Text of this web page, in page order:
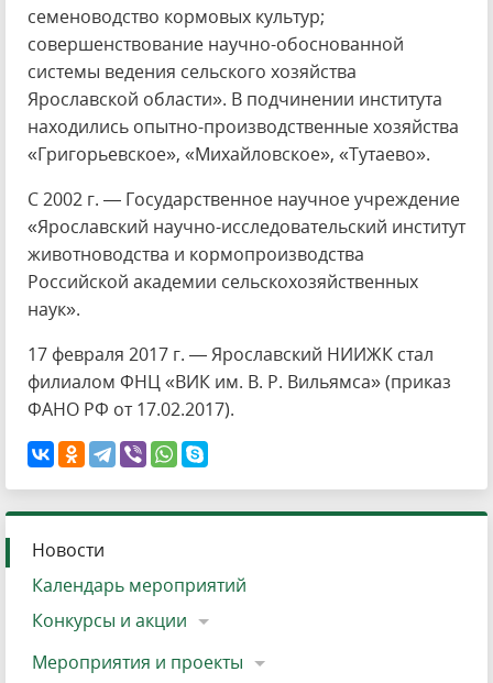
семеноводство кормовых культур;
совершенствование научно-обоснованной
системы ведения сельского хозяйства
Ярославской области». В подчинении института
находились опытно-производственные хозяйства
«Григорьевское», «Михайловское», «Тутаево».
С 2002 г. ― Государственное научное учреждение
«Ярославский научно-исследовательский институт
животноводства и кормопроизводства
Российской академии сельскохозяйственных
наук».
17 февраля 2017 г. ― Ярославский НИИЖК стал
филиалом ФНЦ «ВИК им. В. Р. Вильямса» (приказ
ФАНО РФ от 17.02.2017).
Новости
Календарь мероприятий
Конкурсы и акции
Мероприятия и проекты